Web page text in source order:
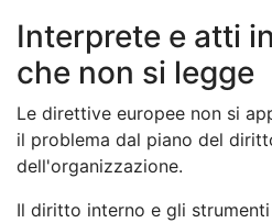
Interprete e atti
che non si legge
Le direttive europee non si
il problema dal piano del
dell'organizzazione.
Il diritto interno e gli